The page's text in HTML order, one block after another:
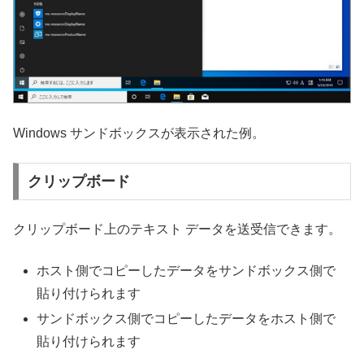
Windows サンドボックスが表示された例。
クリップボード
クリップボード上のテキスト データを送受信できます。
ホスト側でコピーしたデータをサンドボックス側で
貼り付けられます
サンドボックス側でコピーしたデータをホスト側で
貼り付けられます